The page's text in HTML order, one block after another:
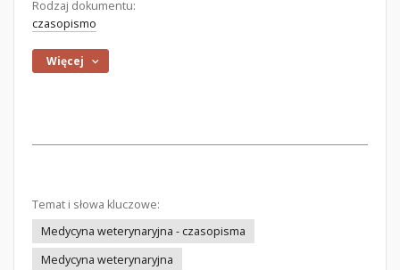
Rodzaj dokumentu:
czasopismo
Więcej
Temat i słowa kluczowe:
Medycyna weterynaryjna - czasopisma
Medycyna weterynaryjna